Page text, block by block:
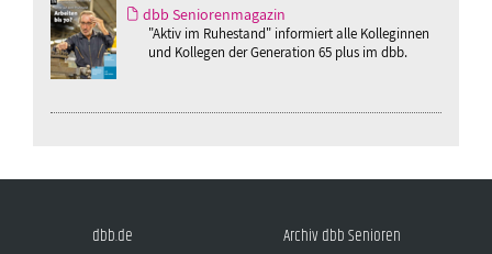
dbb Seniorenmagazin
"Aktiv im Ruhestand" informiert alle Kolleginnen
und Kollegen der Generation 65 plus im dbb.
dbb.de Archiv dbb Senioren